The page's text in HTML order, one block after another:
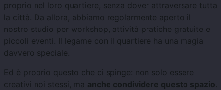
proprio nel loro quartiere, senza dover attraversare tutta
la città. Da allora, abbiamo regolarmente aperto il
nostro studio per workshop, attività pratiche gratuite e
piccoli eventi. Il legame con il quartiere ha una magia
davvero speciale.
Ed è proprio questo che ci spinge: non solo essere
creativi noi stessi, ma anche condividere questo spazio.